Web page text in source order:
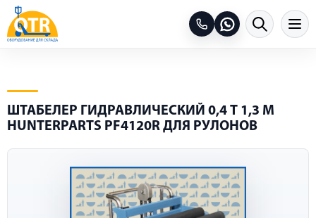
ШТАБЕЛЕР ГИДРАВЛИЧЕСКИЙ 0,4 Т 1,3 М
HUNTERPARTS PF4120R ДЛЯ РУЛОНОВ